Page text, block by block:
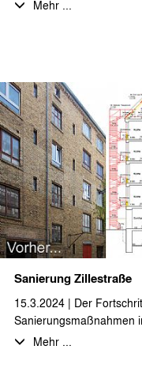
großartigen Blick über
eine Um- und
Gartenanlage.
Die Fertigstellung soll
Mehr ...
Sanierung Zillestraße
15.3.2024 | Der
Sanierungsmaßnahmen
Fassade sichtbar.
Mehr ...